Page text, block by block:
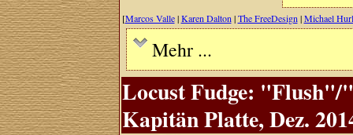
[Marcos Valle|Karen Dalton |The FreeDesign |Michael
Mehr ...
Locust Fudge: "Flush"/
Kapitän Platte, Dez.